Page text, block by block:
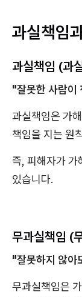
과실책임
과실책임 (과
"잘못한 사람이
과실책임은 가
책임을 지는 원
즉, 피해자가 가
있습니다.
무과실책임 (
"잘못하지 않아
무과실책임은